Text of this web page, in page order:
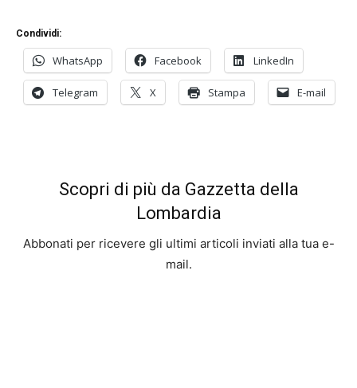
Condividi:
WhatsApp Facebook LinkedIn
Telegram X Stampa E-mail
Scopri di più da Gazzetta della
Lombardia
Abbonati per ricevere gli ultimi articoli inviati alla tua e-
mail.